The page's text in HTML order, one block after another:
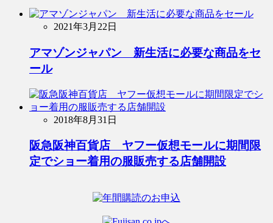
2021年3月22日
アマゾンジャパン 新生活に必要な商品をセ
ール
2018年8月31日
阪急阪神百貨店 ヤフー仮想モールに期間限
定でショー着用の服販売する店舗開設